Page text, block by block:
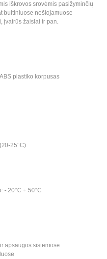
iškrovos srovėmis pasižyminčių
buitiniuose nešiojamuose
įvairūs žaislai ir pan.
plastiko korpusas
25°C)
- 20°C ÷ 50°C
apsaugos sistemose